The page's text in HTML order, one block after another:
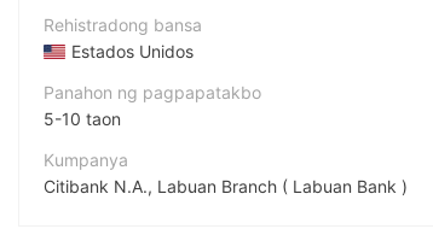
Rehistradong bansa
Estados Unidos
Panahon ng pagpapatakbo
5-10 taon
Kumpanya
Citibank N.A., Labuan Branch ( Labuan Bank )